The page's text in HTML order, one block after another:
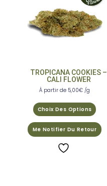
TROPICANA COOKIES –
CALI FLOWER
À partir de 5,00€ /g
Choix Des Options
Me Notifier Du Retour